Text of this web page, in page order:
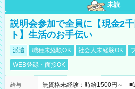
未読
説明会参加で全員に【現金2
ト】生活のお手伝い
派遣 職種未経験OK 社会人未経験OK
WEB登録・面接OK
給与
無資格未経験：時給1500円～